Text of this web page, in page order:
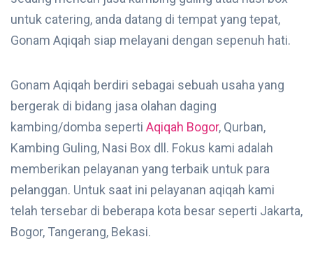
untuk catering, anda datang di tempat yang tepat,
Gonam Aqiqah siap melayani dengan sepenuh hati.
Gonam Aqiqah berdiri sebagai sebuah usaha yang
bergerak di bidang jasa olahan daging
kambing/domba seperti Aqiqah Bogor, Qurban,
Kambing Guling, Nasi Box dll. Fokus kami adalah
memberikan pelayanan yang terbaik untuk para
pelanggan. Untuk saat ini pelayanan aqiqah kami
telah tersebar di beberapa kota besar seperti Jakarta,
Bogor, Tangerang, Bekasi.